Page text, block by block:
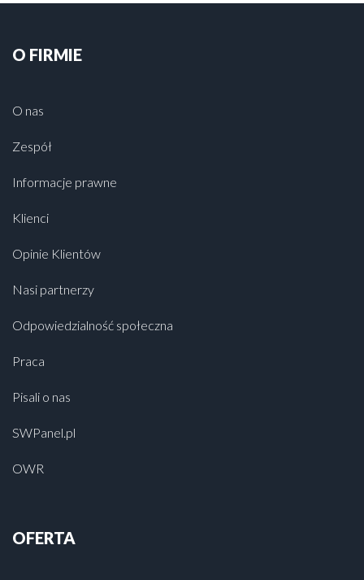
O FIRMIE
O nas
Zespół
Informacje prawne
Klienci
Opinie Klientów
Nasi partnerzy
Odpowiedzialność społeczna
Praca
Pisali o nas
SWPanel.pl
OWR
OFERTA